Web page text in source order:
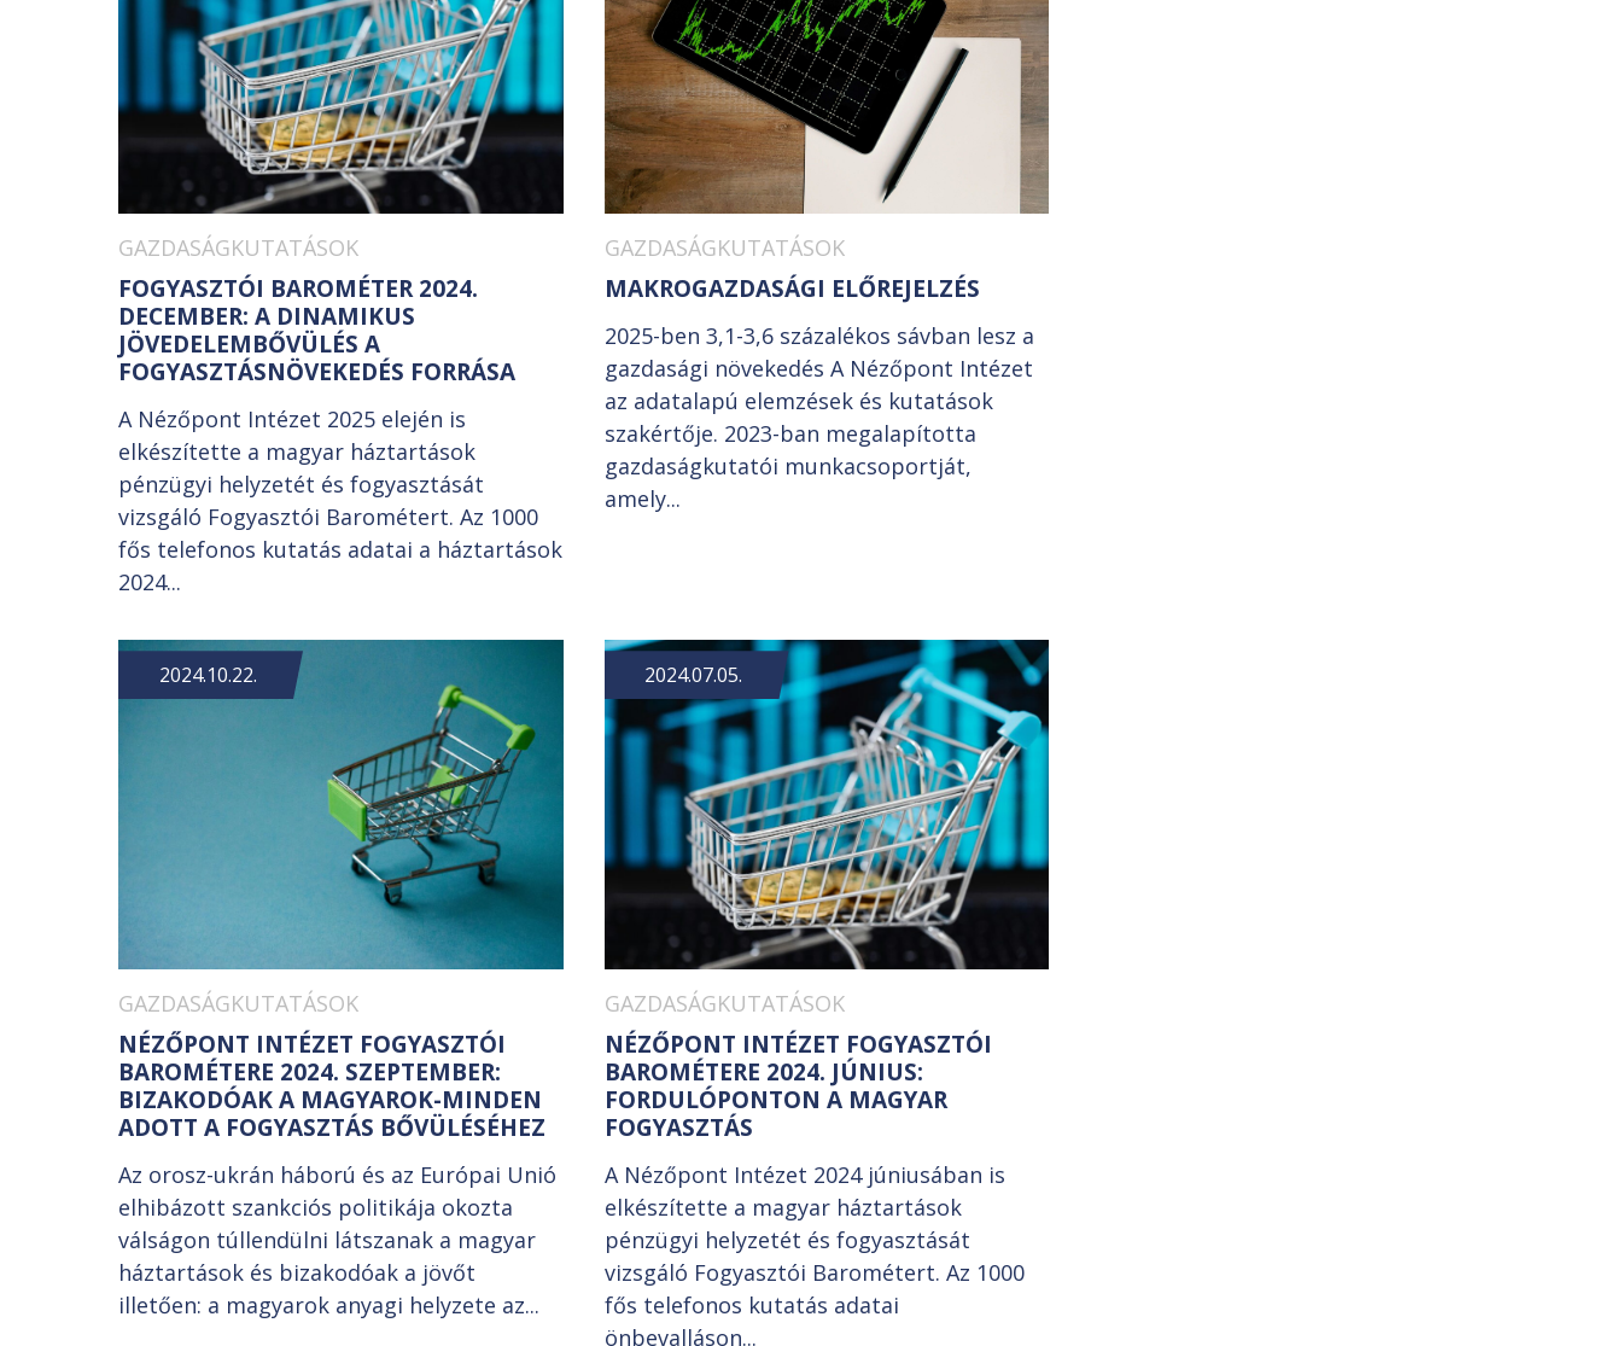
GAZDASÁGKUTATÁSOK
FOGYASZTÓI BAROMÉTER 2024.
DECEMBER: A DINAMIKUS
JÖVEDELEMBŐVÜLÉS A
FOGYASZTÁSNÖVEKEDÉS FORRÁSA
A Nézőpont Intézet 2025 elején is
elkészítette a magyar háztartások
pénzügyi helyzetét és fogyasztását
vizsgáló Fogyasztói Barométert. Az 1000
fős telefonos kutatás adatai a háztartások
2024...
GAZDASÁGKUTATÁSOK
MAKROGAZDASÁGI ELŐREJELZÉS
2025-ben 3,1-3,6 százalékos sávban lesz a
gazdasági növekedés A Nézőpont Intézet
az adatalapú elemzések és kutatások
szakértője. 2023-ban megalapította
gazdaságkutatói munkacsoportját,
amely...
2024.10.22.
GAZDASÁGKUTATÁSOK
NÉZŐPONT INTÉZET FOGYASZTÓI
BAROMÉTERE 2024. SZEPTEMBER:
BIZAKODÓAK A MAGYAROK-MINDEN
ADOTT A FOGYASZTÁS BŐVÜLÉSÉHEZ
Az orosz-ukrán háború és az Európai Unió
elhibázott szankciós politikája okozta
válságon túllendülni látszanak a magyar
háztartások és bizakodóak a jövőt
illetően: a magyarok anyagi helyzete az...
2024.07.05.
GAZDASÁGKUTATÁSOK
NÉZŐPONT INTÉZET FOGYASZTÓI
BAROMÉTERE 2024. JÚNIUS:
FORDULÓPONTON A MAGYAR
FOGYASZTÁS
A Nézőpont Intézet 2024 júniusában is
elkészítette a magyar háztartások
pénzügyi helyzetét és fogyasztását
vizsgáló Fogyasztói Barométert. Az 1000
fős telefonos kutatás adatai
önbevalláson...